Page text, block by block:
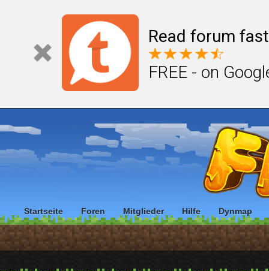
Read forum
FREE - on
Startseite Foren Mitglieder Hilfe Dynmap